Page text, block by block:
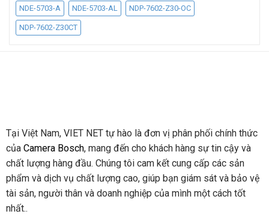
NDE-5703-A NDE-5703-AL NDP-7602-Z30-OC
NDP-7602-Z30CT
Tại Việt Nam, VIET NET tự hào là đơn vị phân phối chính thức
của Camera Bosch, mang đến cho khách hàng sự tin cậy và
chất lượng hàng đầu. Chúng tôi cam kết cung cấp các sản
phẩm và dịch vụ chất lượng cao, giúp bạn giám sát và bảo vệ
tài sản, người thân và doanh nghiệp của mình một cách tốt
nhất..